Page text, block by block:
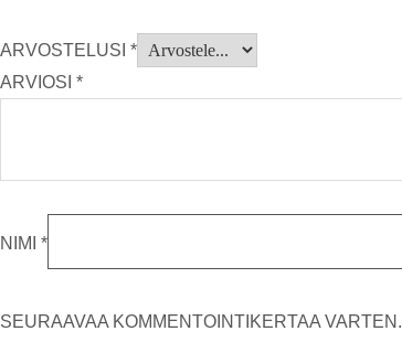
ARVOSTELUSI *
ARVIOSI *
NIMI *
SEURAAVAA KOMMENTOINTIKERTAA VARTEN.